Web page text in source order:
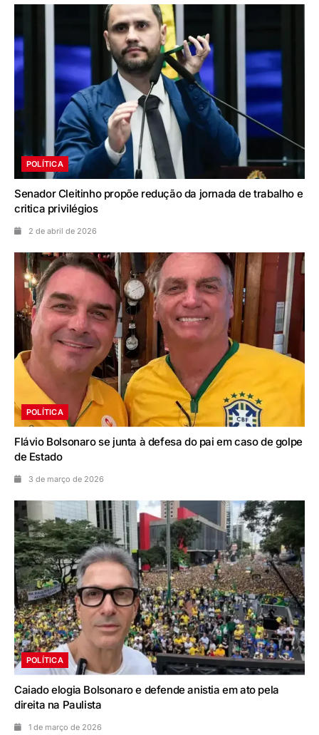
POLÍTICA
Senador Cleitinho propõe redução da jornada de trabalho e
critica privilégios
2 de abril de 2026
POLÍTICA
Flávio Bolsonaro se junta à defesa do pai em caso de golpe
de Estado
3 de março de 2026
POLÍTICA
Caiado elogia Bolsonaro e defende anistia em ato pela
direita na Paulista
1 de março de 2026